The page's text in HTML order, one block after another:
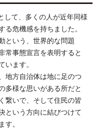
して、多くの人が近年同様
る危機感を持ちました。
という、世界的な問題
常事態宣言を表明すると
います。
地方自治体は地に足のつ
多様な思いがある所だと
繋いで、そして住民の皆
という方向に結びつけて
す。